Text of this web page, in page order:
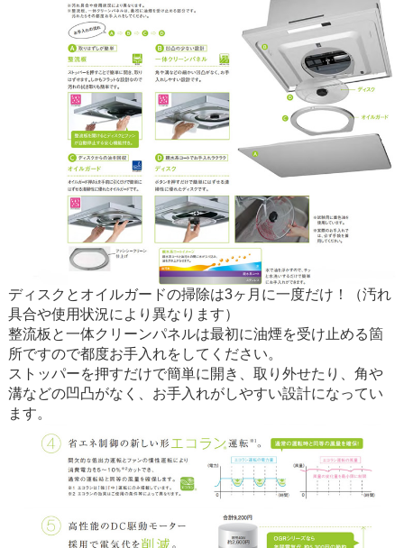
ディスクとオイルガードの掃除は3ヶ月に一度だけ！（汚れ
具合や使用状況により異なります）
整流板と一体クリーンパネルは最初に油煙を受け止める箇
所ですので都度お手入れをしてください。
ストッパーを押すだけで簡単に開き、取り外せたり、角や
溝などの凹凸がなく、お手入れがしやすい設計になってい
ます。